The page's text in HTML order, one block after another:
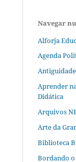
Navegar
Alforja
Agenda
Aprender
Didática
Arquivos
Arte da
Biblioteca
Bordando